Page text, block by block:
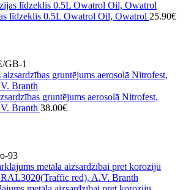
līdzeklis 0.5L Owatrol Oil, Owatrol 25.90€
GB-1
gruntējums aerosolā Nitrofest,
Branth 38.00€
93